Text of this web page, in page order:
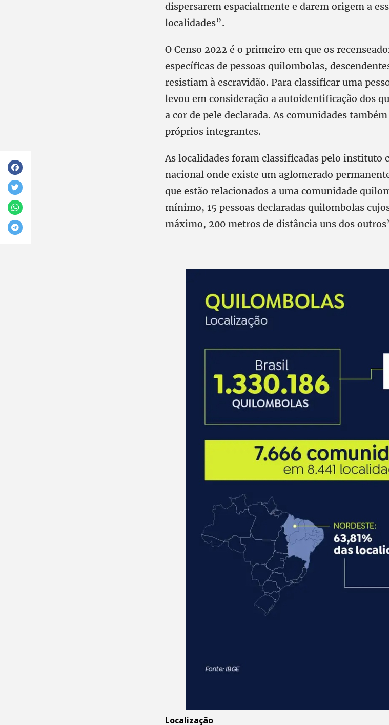
dispersarem espacialmente e darem origem a
localidades”.
O Censo 2022 é o primeiro em que os
específicas de pessoas quilombolas,
resistiam à escravidão. Para classificar uma
levou em consideração a autoidentificação dos
a cor de pele declarada. As comunidades
próprios integrantes.
As localidades foram classificadas pelo instituto
nacional onde existe um aglomerado
que estão relacionados a uma comunidade
mínimo, 15 pessoas declaradas quilombolas
máximo, 200 metros de distância uns dos
Localização